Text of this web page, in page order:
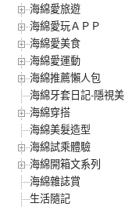
海綿愛旅遊
海綿愛玩ＡＰＰ
海綿愛美食
海綿愛運動
海綿推薦懶人包
海綿牙套日記-隱視美
海綿穿搭
海綿美髮造型
海綿試乘體驗
海綿開箱文系列
海綿雜誌賞
生活隨記